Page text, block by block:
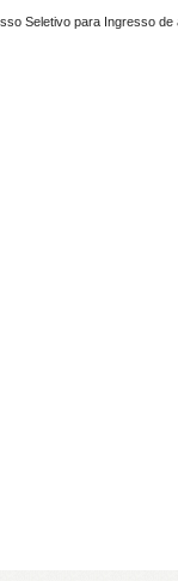
Seletivo para Ingresso